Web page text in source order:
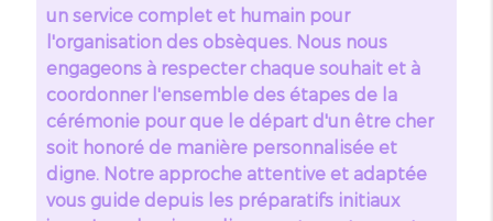
un service complet et humain pour
l'organisation des obsèques. Nous nous
engageons à respecter chaque souhait et à
coordonner l'ensemble des étapes de la
cérémonie pour que le départ d'un être cher
soit honoré de manière personnalisée et
digne. Notre approche attentive et adaptée
vous guide depuis les préparatifs initiaux